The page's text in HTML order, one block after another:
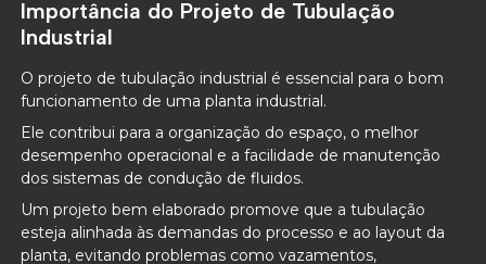
Importância do Projeto de Tubulação
Industrial
O projeto de tubulação industrial é essencial para o bom
funcionamento de uma planta industrial.
Ele contribui para a organização do espaço, o melhor
desempenho operacional e a facilidade de manutenção
dos sistemas de condução de fluidos.
Um projeto bem elaborado promove que a tubulação
esteja alinhada às demandas do processo e ao layout da
planta, evitando problemas como vazamentos,